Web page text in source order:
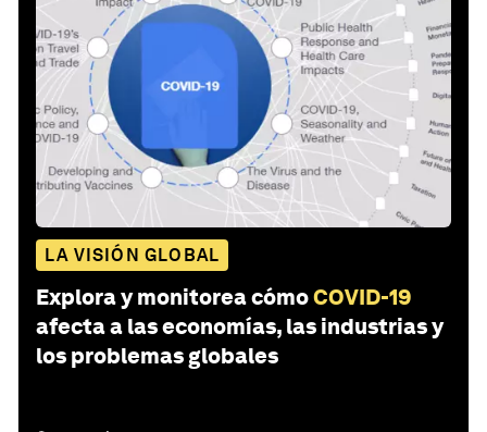
LA VISIÓN GLOBAL
Explora y monitorea cómoCOVID-19
afecta a las economías, las industrias y
los problemas globales